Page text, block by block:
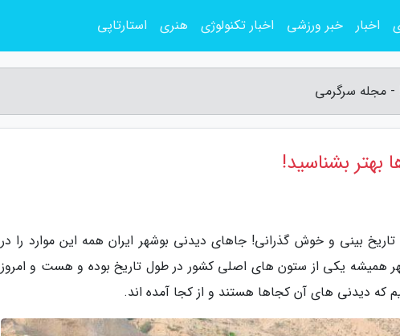
- مجله سرگرمی
بهتر بشناسید!
بینی و خوش گذرانی! جاهای دیدنی بوشهر ایران همه این موارد را در
همیشه یکی از ستون های اصلی کشور در طول تاریخ بوده و هست و امروز
که دیدنی های آن کجاها هستند و از کجا آمده اند.
اخبار خبر ورزشی اخبار تکنولوژی هنری استارتاپی